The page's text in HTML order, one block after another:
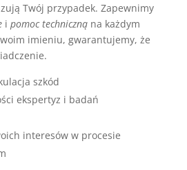
Twój przypadek. Zapewnimy
i pomoc technicznąna każdym
imieniu, gwarantujemy, że
szkód
ekspertyz i badań
interesów w procesie